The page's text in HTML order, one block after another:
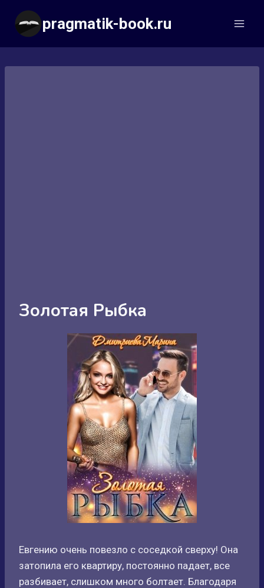
Перейти
содержимому
pragmatik-book.ru
Золотая Рыбка
Евгению очень повезло с соседкой сверху! Она
затопила его квартиру, постоянно падает, все
разбивает, слишком много болтает. Благодаря